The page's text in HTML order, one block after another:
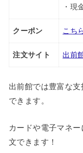
・現
クーポン こち
注文サイト 出前
出前館では豊富な
できます。
カードや電子マネ
文できます！